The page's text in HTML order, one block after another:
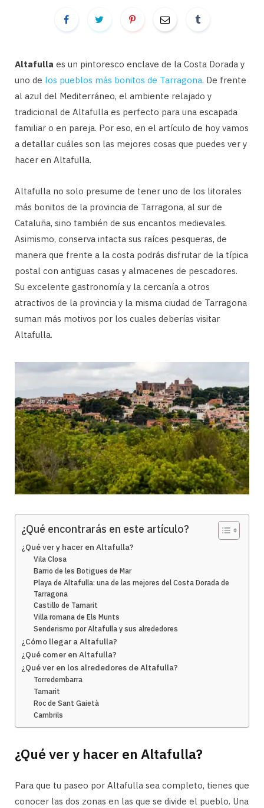
Altafulla es un pintoresco enclave de la Costa Dorada y
uno de los pueblos más bonitos de Tarragona. De frente
al azul del Mediterráneo, el ambiente relajado y
tradicional de Altafulla es perfecto para una escapada
familiar o en pareja. Por eso, en el artículo de hoy vamos
a detallar cuáles son las mejores cosas que puedes ver y
hacer en Altafulla.
Altafulla no solo presume de tener uno de los litorales
más bonitos de la provincia de Tarragona, al sur de
Cataluña, sino también de sus encantos medievales.
Asimismo, conserva intacta sus raíces pesqueras, de
manera que frente a la costa podrás disfrutar de la típica
postal con antiguas casas y almacenes de pescadores.
Su excelente gastronomía y la cercanía a otros
atractivos de la provincia y la misma ciudad de Tarragona
suman más motivos por los cuales deberías visitar
Altafulla.
¿Qué encontrarás en este artículo?
¿Qué ver y hacer en Altafulla?
Vila Closa
Barrio de les Botigues de Mar
Playa de Altafulla: una de las mejores del Costa Dorada de
Tarragona
Castillo de Tamarit
Villa romana de Els Munts
Senderismo por Altafulla y sus alrededores
¿Cómo llegar a Altafulla?
¿Qué comer en Altafulla?
¿Qué ver en los alrededores de Altafulla?
Torredembarra
Tamarit
Roc de Sant Gaietà
Cambrils
¿Qué ver y hacer en Altafulla?
Para que tu paseo por Altafulla sea completo, tienes que
conocer las dos zonas en las que se divide el pueblo. Una